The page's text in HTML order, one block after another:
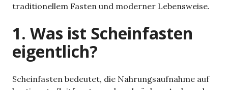
traditionellem Fasten und moderner Lebensweise.
1. Was ist Scheinfasten
eigentlich?
Scheinfasten bedeutet, die Nahrungsaufnahme auf